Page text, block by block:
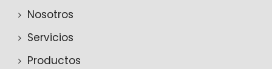
Nosotros
Servicios
Productos